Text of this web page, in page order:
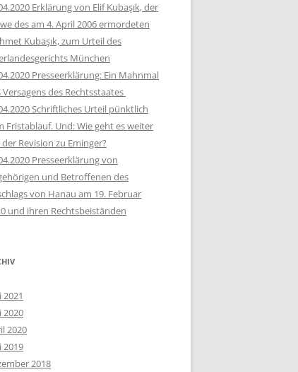
Erklärung von Elif Kubaşık, der
des am 4. April 2006 ermordeten
Kubaşık, zum Urteil des
München
Presseerklärung: Ein Mahnmal
Versagens des Rechtsstaates
Schriftliches Urteil pünktlich
Fristablauf. Und: Wie geht es weiter
Revision zu Eminger?
Presseerklärung von
und Betroffenen des
von Hanau am 19. Februar
und ihren Rechtsbeiständen
2021
2020
2020
2019
2018